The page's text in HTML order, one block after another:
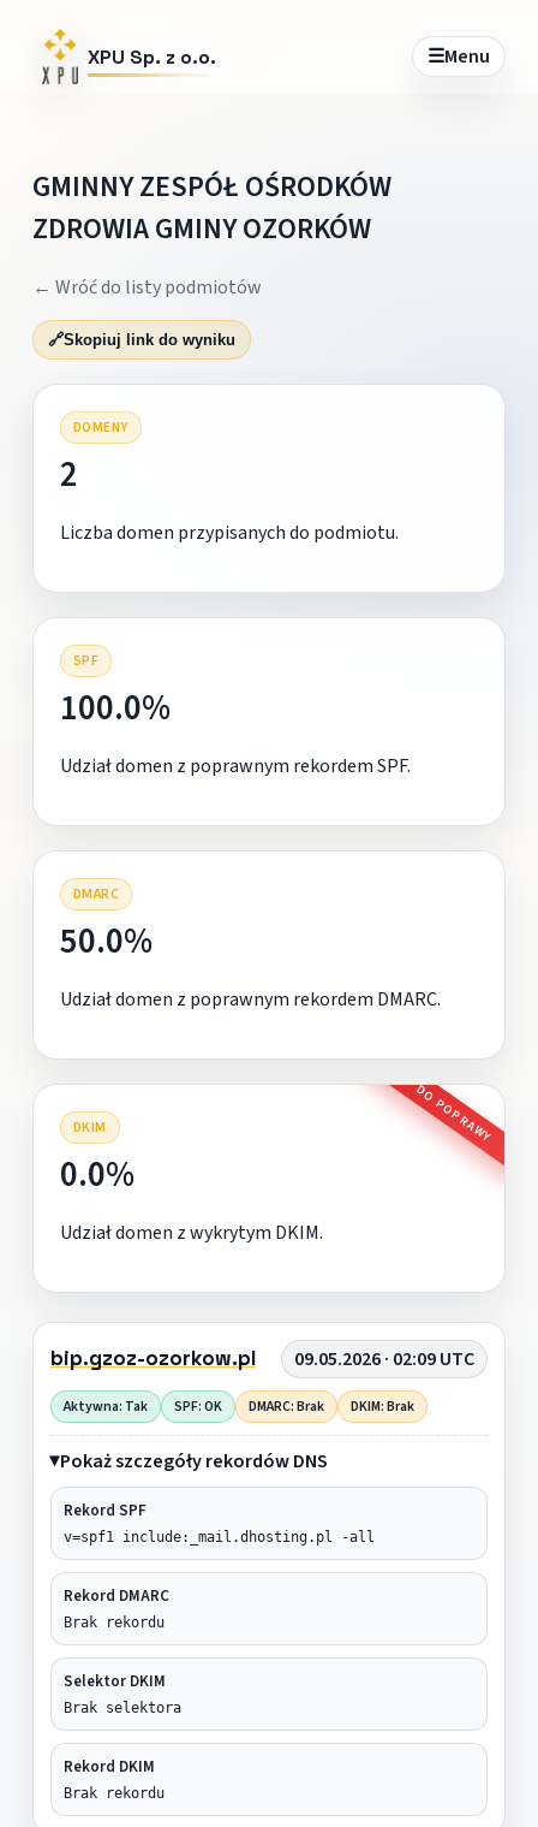
XPU Sp. z o.o. ☰Menu
GMINNY ZESPÓŁ OŚRODKÓW
ZDROWIA GMINY OZORKÓW
← Wróć do listy podmiotów
🔗Skopiuj link do wyniku
DOMENY
2
Liczba domen przypisanych do podmiotu.
SPF
100.0%
Udział domen z poprawnym rekordem SPF.
DMARC
50.0%
Udział domen z poprawnym rekordem DMARC.
DKIM DO POPRAWY
0.0%
Udział domen z wykrytym DKIM.
bip.gzoz-ozorkow.pl 09.05.2026 · 02:09 UTC
Aktywna: Tak SPF: OK DMARC: Brak DKIM: Brak
Pokaż szczegóły rekordów DNS
Rekord SPF
v=spf1 include:_mail.dhosting.pl -all
Rekord DMARC
Brak rekordu
Selektor DKIM
Brak selektora
Rekord DKIM
Brak rekordu